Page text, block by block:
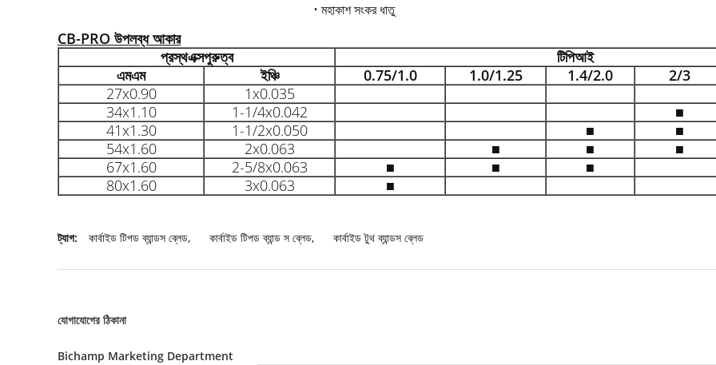
• মহাকাশ সংকর ধাতু
CB-PRO উপলব্ধ আকার
প্রস্থএক্সপুরুত্ব
টিপিআই
এমএম
ইঞ্চি 0.75/1.0 1.0/1.25 1.4/2.0 2/3
27x0.90
1x0.035
34x1.10
1-1/4x0.042 ■
41x1.30
1-1/2x0.050 ■ ■
54x1.60
2x0.063 ■ ■
■
67x1.60
2-5/8x0.063 ■ ■
■
80x1.60
3x0.063 ■
ট্যাগ: কার্বাইড টিপড ব্যান্ডস ব্লেড, কার্বাইড টিপড ব্যান্ড স ব্লেড, কার্বাইড টুথ ব্যান্ডস ব্লেড
যোগাযোগের ঠিকানা
Bichamp Marketing Department